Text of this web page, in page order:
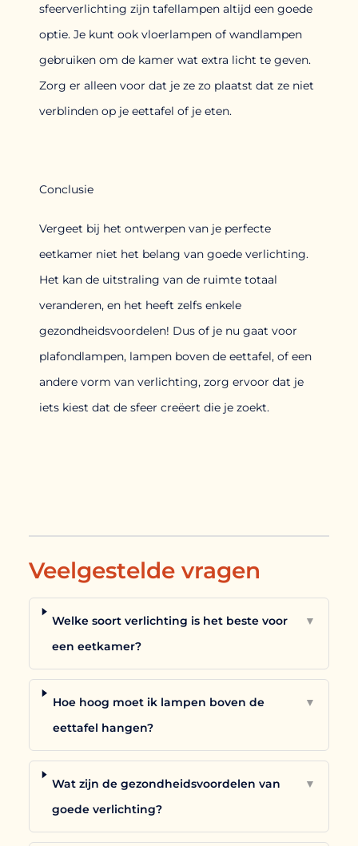
sfeerverlichting zijn tafellampen altijd een goede
optie. Je kunt ook vloerlampen of wandlampen
gebruiken om de kamer wat extra licht te geven.
Zorg er alleen voor dat je ze zo plaatst dat ze niet
verblinden op je eettafel of je eten.
Conclusie
Vergeet bij het ontwerpen van je perfecte
eetkamer niet het belang van goede verlichting.
Het kan de uitstraling van de ruimte totaal
veranderen, en het heeft zelfs enkele
gezondheidsvoordelen! Dus of je nu gaat voor
plafondlampen, lampen boven de eettafel, of een
andere vorm van verlichting, zorg ervoor dat je
iets kiest dat de sfeer creëert die je zoekt.
Veelgestelde vragen
Welke soort verlichting is het beste voor
een eetkamer?
▼
Hoe hoog moet ik lampen boven de
eettafel hangen?
▼
Wat zijn de gezondheidsvoordelen van
goede verlichting?
▼